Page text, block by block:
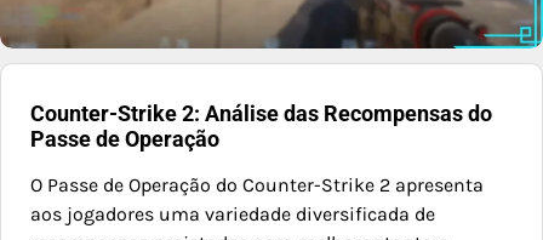
Counter-Strike 2: Análise das Recompensas do
Passe de Operação
O Passe de Operação do Counter-Strike 2 apresenta
aos jogadores uma variedade diversificada de